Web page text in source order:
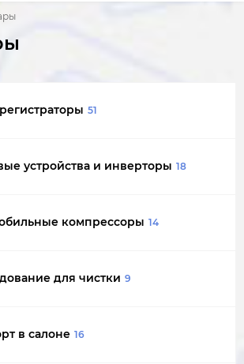
51
устройства и инверторы 18
компрессоры 14
для чистки 9
в салоне 16